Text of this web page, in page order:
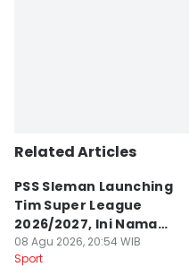
Related Articles
PSS Sleman Launching
Tim Super League
2026/2027, Ini Nama
Para Pemain
08 Agu 2026, 20:54 WIB
Sport